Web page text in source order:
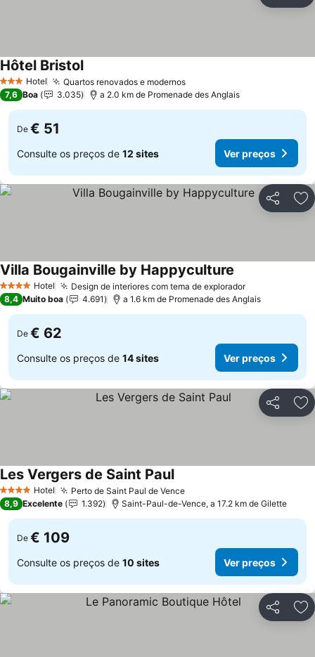
3 EstrelasHotel Quartos renovados e modernosVer preços
Hôtel BristolVer preços
7,6 Boa 3.035 a 2.0 km de Promenade des Anglais
De € 51
Consulte os preços de 12 sites Ver preços
Partilhar
4 EstrelasHotel Design de interiores com tema de exploradorVer preços
Villa Bougainville by Happyculture
8,4 Muito boa 4.691 a 1.6 km de Promenade des Anglais
De € 62
Consulte os preços de 14 sites Ver preços
Partilhar
4 EstrelasHotel Perto de Saint Paul de VenceVer preços
Les Vergers de Saint PaulVer preços
8,9 Excelente 1.392 Saint-Paul-de-Vence, a 17.2 km de Gilette
De € 109
Consulte os preços de 10 sites Ver preços
Partilhar